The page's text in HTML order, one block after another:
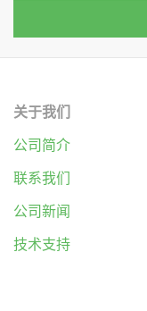
关于我们
公司简介
联系我们
公司新闻
技术支持